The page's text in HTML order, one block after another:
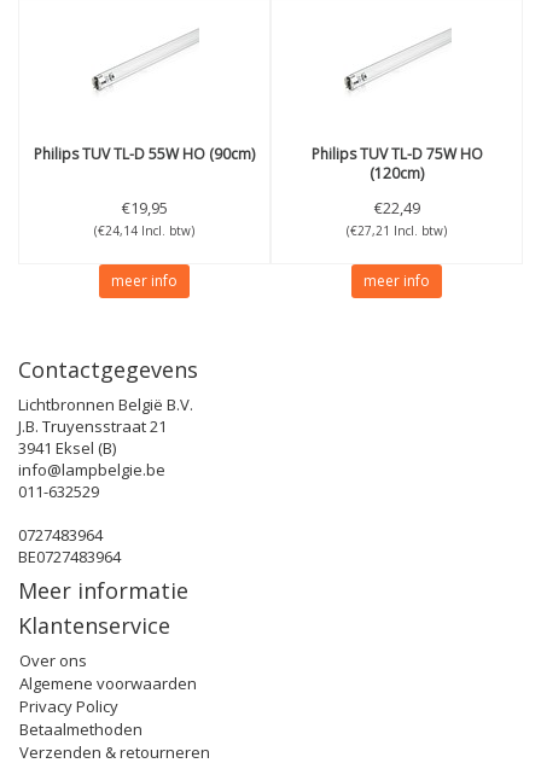
PhilipsTUV TL-D 55W HO (90cm)
€19,95
(€24,14 Incl. btw)
meer info
PhilipsTUV TL-D 75W HO
(120cm)
€22,49
(€27,21 Incl. btw)
meer info
Contactgegevens
Lichtbronnen België B.V.
J.B. Truyensstraat 21
3941 Eksel (B)
info@lampbelgie.be
011-632529
0727483964
BE0727483964
Meer informatie
Klantenservice
Over ons
Algemene voorwaarden
Privacy Policy
Betaalmethoden
Verzenden & retourneren